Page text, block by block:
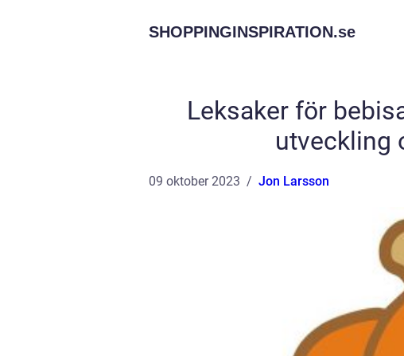
SHOPPINGINSPIRATION.se
Leksaker för
utveckling
09 oktober 2023 Jon Larsson